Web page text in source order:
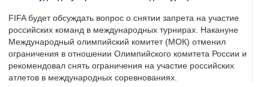
FIFA будет обсуждать вопрос о снятии запрета на участие
российских команд в международных турнирах. Накануне
Международный олимпийский комитет (МОК) отменил
ограничения в отношении Олимпийского комитета России и
рекомендовал снять ограничения на участие российских
атлетов в международных соревнованиях.